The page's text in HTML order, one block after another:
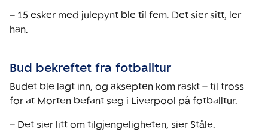
– 15 esker med julepynt ble til fem. Det sier sitt, ler
han.
Bud bekreftet fra fotballtur
Budet ble lagt inn, og aksepten kom raskt – til tross
for at Morten befant seg i Liverpool på fotballtur.
– Det sier litt om tilgjengeligheten, sier Ståle.